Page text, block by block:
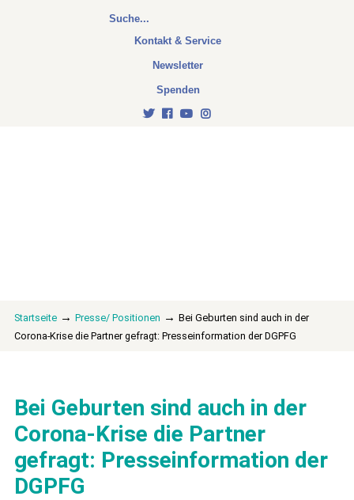
Kontakt & Service
Newsletter
Spenden
Startseite → Presse/ Positionen → Bei Geburten sind auch in der
Corona-Krise die Partner gefragt: Presseinformation der DGPFG
Bei Geburten sind auch in der
Corona-Krise die Partner
gefragt: Presseinformation der
DGPFG